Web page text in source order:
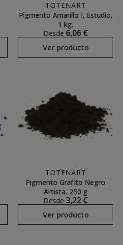
TOTENART
Pigmento Amarillo I, Estudio,
1 kg.
Desde 6,06 €
Ver producto
TOTENART
Pigmento Grafito Negro
Artista, 250 g
Desde 3,22 €
Ver producto